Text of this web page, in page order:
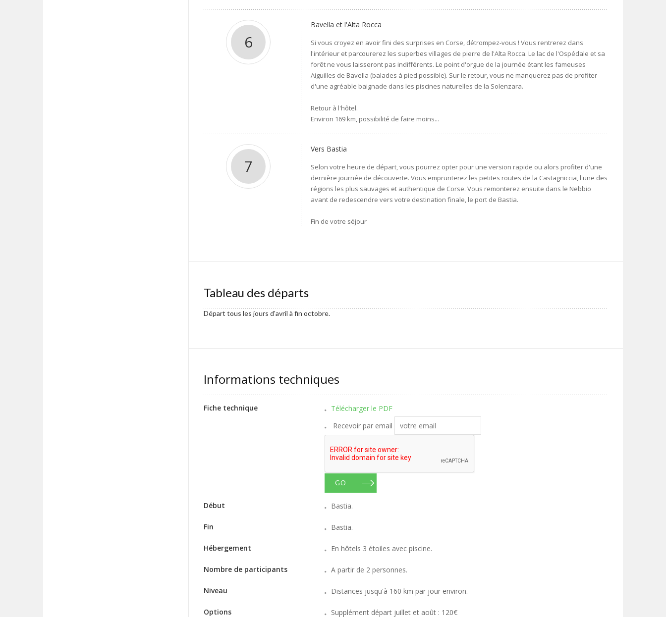
6
Bavella et l'Alta Rocca
Si vous croyez en avoir fini des surprises en Corse, détrompez-vous ! Vous rentrerez dans
l'intérieur et parcourerez les superbes villages de pierre de l'Alta Rocca. Le lac de l'Ospédale et sa
forêt ne vous laisseront pas indifférents. Le point d'orgue de la journée étant les fameuses
Aiguilles de Bavella (balades à pied possible). Sur le retour, vous ne manquerez pas de profiter
d'une agréable baignade dans les piscines naturelles de la Solenzara.
Retour à l'hôtel.
Environ 169 km, possibilité de faire moins...
7
Vers Bastia
Selon votre heure de départ, vous pourrez opter pour une version rapide ou alors profiter d'une
dernière journée de découverte. Vous emprunterez les petites routes de la Castagniccia, l'une des
régions les plus sauvages et authentique de Corse. Vous remonterez ensuite dans le Nebbio
avant de redescendre vers votre destination finale, le port de Bastia.
Fin de votre séjour
Tableau des départs
Départ tous les jours d'avril à fin octobre.
Informations techniques
Fiche technique
Télécharger le PDF
Recevoir par email
GO
Début Bastia.
Fin Bastia.
Hébergement En hôtels 3 étoiles avec piscine.
Nombre de participants A partir de 2 personnes.
Niveau Distances jusqu'à 160 km par jour environ.
Options Supplément départ juillet et août : 120€